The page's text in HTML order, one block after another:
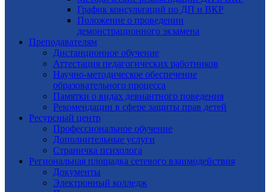
График консультаций по ДП и ВКР
Положение о проведении
демонстрационного экзамена
Преподавателям
Дистанционное обучение
Аттестация педагогических работников
Научно-методическое обеспечение
образовательного процесса
Памятки о видах девиантного поведения
Рекомендации в сфере защиты прав детей
Ресурсный центр
Профессиональное обучение
Дополнительные услуги
Страничка психолога
Региональная площадка сетевого взаимодействия
Документы
Электронный колледж